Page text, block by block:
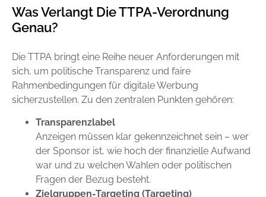
Was Verlangt Die TTPA-Verordnung
Genau?
Die TTPA bringt eine Reihe neuer Anforderungen mit
sich, um politische Transparenz und faire
Rahmenbedingungen für digitale Werbung
sicherzustellen. Zu den zentralen Punkten gehören:
Transparenzlabel
Anzeigen müssen klar gekennzeichnet sein – wer
der Sponsor ist, wie hoch der finanzielle Aufwand
war und zu welchen Wahlen oder politischen
Fragen der Bezug besteht.
Zielgruppen-Targeting (Targeting)